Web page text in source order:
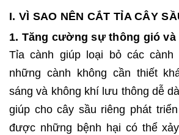
I. VÌ SAO NÊN CẮT TỈA CÂY
1. Tăng cường sự thông gió và
Tỉa cành giúp loại bỏ các
những cành không cần thiết
sáng và không khí lưu thông dễ
giúp cho cây sầu riêng phát
được những bệnh hại có thể